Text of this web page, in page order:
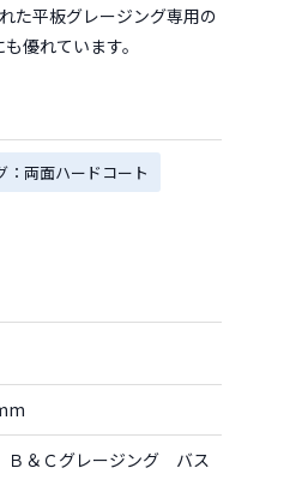
た平板グレージング専用の
優れています。
：両面ハードコート
＆Ｃグレージング バス